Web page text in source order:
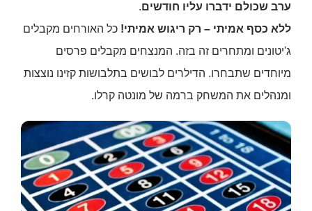
ערב שכולם ידברו עליו חודשים.
ללא כסף אמיתי – רק ריגוש אמיתי! כל האורחים מקבלים
ג'יטונים ומתחרים זה בזה. המנצחים מקבלים פרסים
מיוחדים שתבחרו. הדילרים לבושים בתלבושות קזינו נוצצות
ומנהלים את המשחק ברמה של מונטה קרלו.